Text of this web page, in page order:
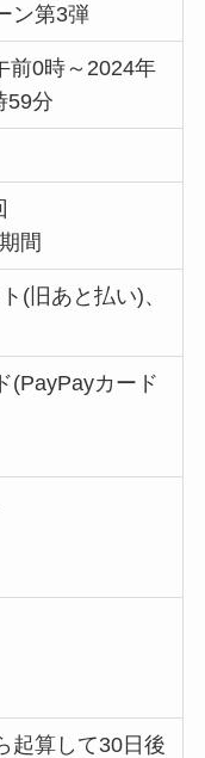
ン第3弾
前0時～2024年
59分
間
(旧あと払い)、
(PayPayカード
起算して30日後